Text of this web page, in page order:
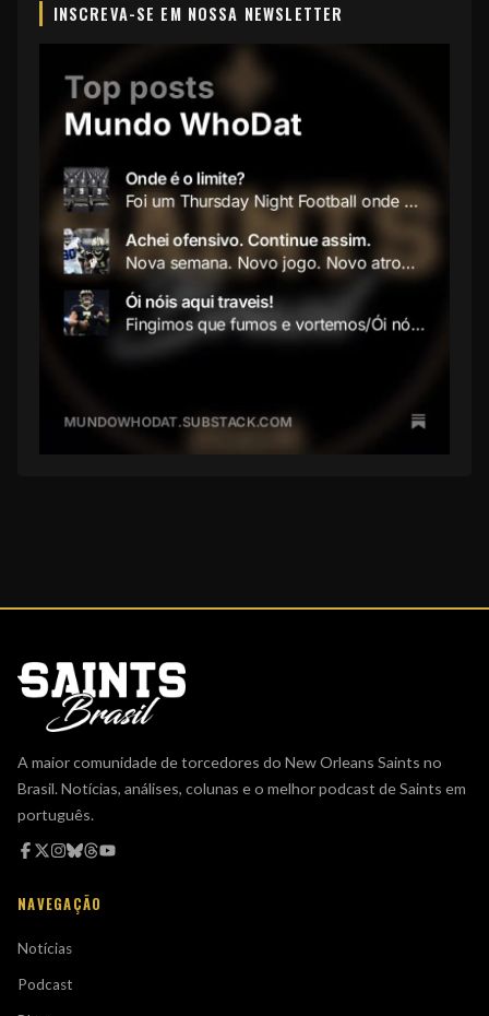
INSCREVA-SE EM NOSSA NEWSLETTER
A maior comunidade de torcedores do New Orleans Saints no
Brasil. Notícias, análises, colunas e o melhor podcast de Saints em
português.
NAVEGAÇÃO
Notícias
Podcast